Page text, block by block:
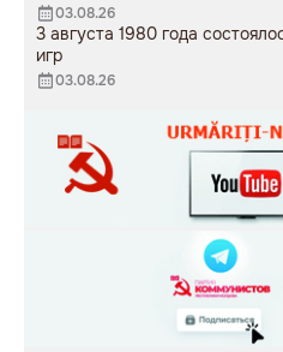
03.08.26
3 августа 1980 года
игр
03.08.26